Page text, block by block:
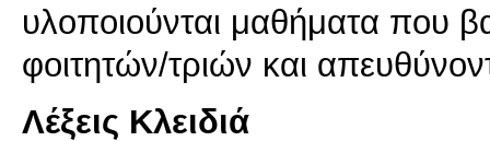
υλοποιούνται μαθήματα που
φοιτητών/τριών και
Λέξεις Κλειδιά